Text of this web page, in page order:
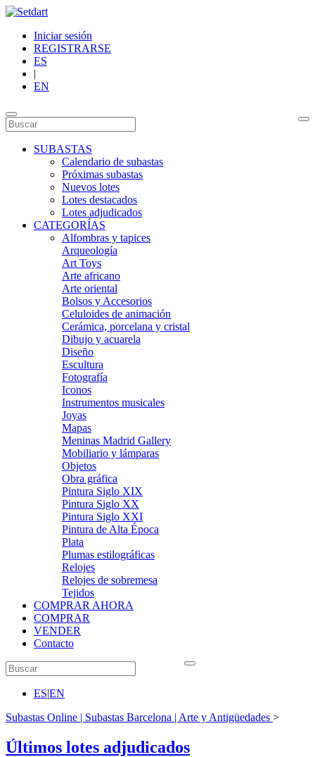
Iniciar sesión
REGISTRARSE
ES
|
EN
SUBASTAS
Calendario de subastas
Próximas subastas
Nuevos lotes
Lotes destacados
Lotes adjudicados
CATEGORÍAS
Alfombras y tapices
Arqueología
Art Toys
Arte africano
Arte oriental
Bolsos y Accesorios
Celuloides de animación
Cerámica, porcelana y cristal
Dibujo y acuarela
Diseño
Escultura
Fotografía
Iconos
Instrumentos musicales
Joyas
Mapas
Meninas Madrid Gallery
Mobiliario y lámparas
Objetos
Obra gráfica
Pintura Siglo XIX
Pintura Siglo XX
Pintura Siglo XXI
Pintura de Alta Época
Plata
Plumas estilográficas
Relojes
Relojes de sobremesa
Tejidos
COMPRAR AHORA
COMPRAR
VENDER
Contacto
ES|EN
Subastas Online | Subastas Barcelona | Arte y Antigüedades >
Últimos lotes adjudicados